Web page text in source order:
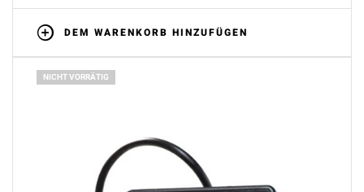
DEM WARENKORB HINZUFÜGEN
NICHT VORRÄTIG